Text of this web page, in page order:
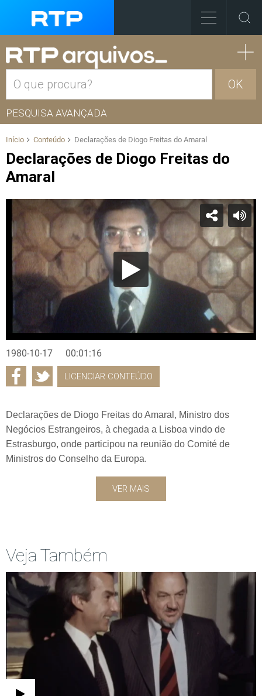
OK
PESQUISA AVANÇADA
Início Conteúdo Declarações de Diogo Freitas do Amaral
Declarações de Diogo Freitas do
Amaral
1980-10-17 00:01:16
LICENCIAR CONTEÚDO
Declarações de Diogo Freitas do Amaral, Ministro dos
Negócios Estrangeiros, à chegada a Lisboa vindo de
Estrasburgo, onde participou na reunião do Comité de
Ministros do Conselho da Europa.
VER MAIS
Veja Também